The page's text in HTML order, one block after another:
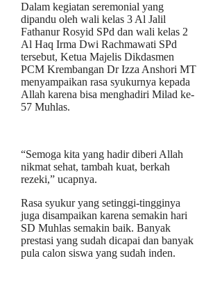
Dalam kegiatan seremonial yang
dipandu oleh wali kelas 3 Al Jalil
Fathanur Rosyid SPd dan wali kelas 2
Al Haq Irma Dwi Rachmawati SPd
tersebut, Ketua Majelis Dikdasmen
PCM Krembangan Dr Izza Anshori MT
menyampaikan rasa syukurnya kepada
Allah karena bisa menghadiri Milad ke-
57 Muhlas.
“Semoga kita yang hadir diberi Allah
nikmat sehat, tambah kuat, berkah
rezeki,” ucapnya.
Rasa syukur yang setinggi-tingginya
juga disampaikan karena semakin hari
SD Muhlas semakin baik. Banyak
prestasi yang sudah dicapai dan banyak
pula calon siswa yang sudah inden.